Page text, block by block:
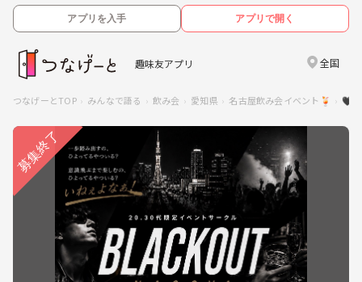
アプリを入手 アプリで開く
趣味友アプリ 全国
つなげーとTOP みんなで語る 飲み会 愛知県 名古屋飲み会イベント🍹 🖤